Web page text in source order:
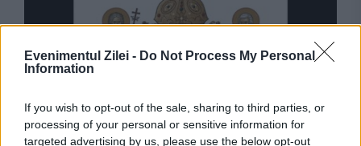
Evenimentul Zilei - Do Not Process My Personal
Information
If you wish to opt-out of the sale, sharing to third parties, or
processing of your personal or sensitive information for
targeted advertising by us, please use the below opt-out